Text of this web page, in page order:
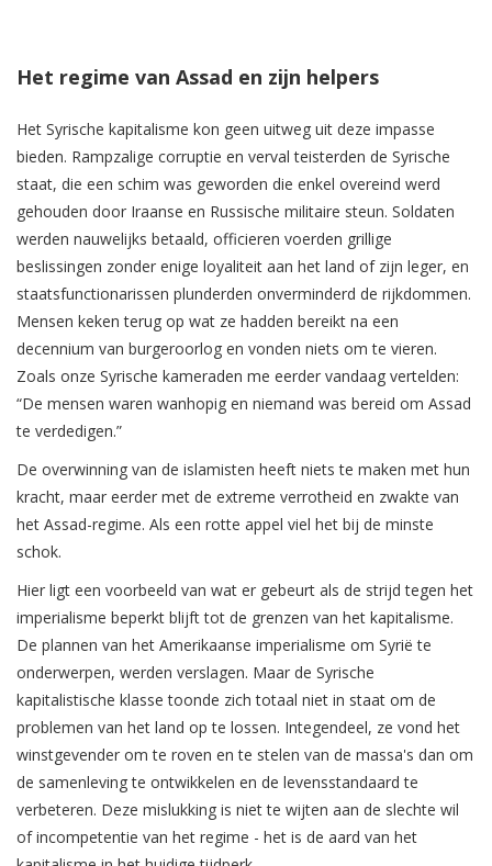
Het regime van Assad en zijn helpers
Het Syrische kapitalisme kon geen uitweg uit deze impasse
bieden. Rampzalige corruptie en verval teisterden de Syrische
staat, die een schim was geworden die enkel overeind werd
gehouden door Iraanse en Russische militaire steun. Soldaten
werden nauwelijks betaald, officieren voerden grillige
beslissingen zonder enige loyaliteit aan het land of zijn leger, en
staatsfunctionarissen plunderden onverminderd de rijkdommen.
Mensen keken terug op wat ze hadden bereikt na een
decennium van burgeroorlog en vonden niets om te vieren.
Zoals onze Syrische kameraden me eerder vandaag vertelden:
“De mensen waren wanhopig en niemand was bereid om Assad
te verdedigen.”
De overwinning van de islamisten heeft niets te maken met hun
kracht, maar eerder met de extreme verrotheid en zwakte van
het Assad-regime. Als een rotte appel viel het bij de minste
schok.
Hier ligt een voorbeeld van wat er gebeurt als de strijd tegen het
imperialisme beperkt blijft tot de grenzen van het kapitalisme.
De plannen van het Amerikaanse imperialisme om Syrië te
onderwerpen, werden verslagen. Maar de Syrische
kapitalistische klasse toonde zich totaal niet in staat om de
problemen van het land op te lossen. Integendeel, ze vond het
winstgevender om te roven en te stelen van de massa's dan om
de samenleving te ontwikkelen en de levensstandaard te
verbeteren. Deze mislukking is niet te wijten aan de slechte wil
of incompetentie van het regime - het is de aard van het